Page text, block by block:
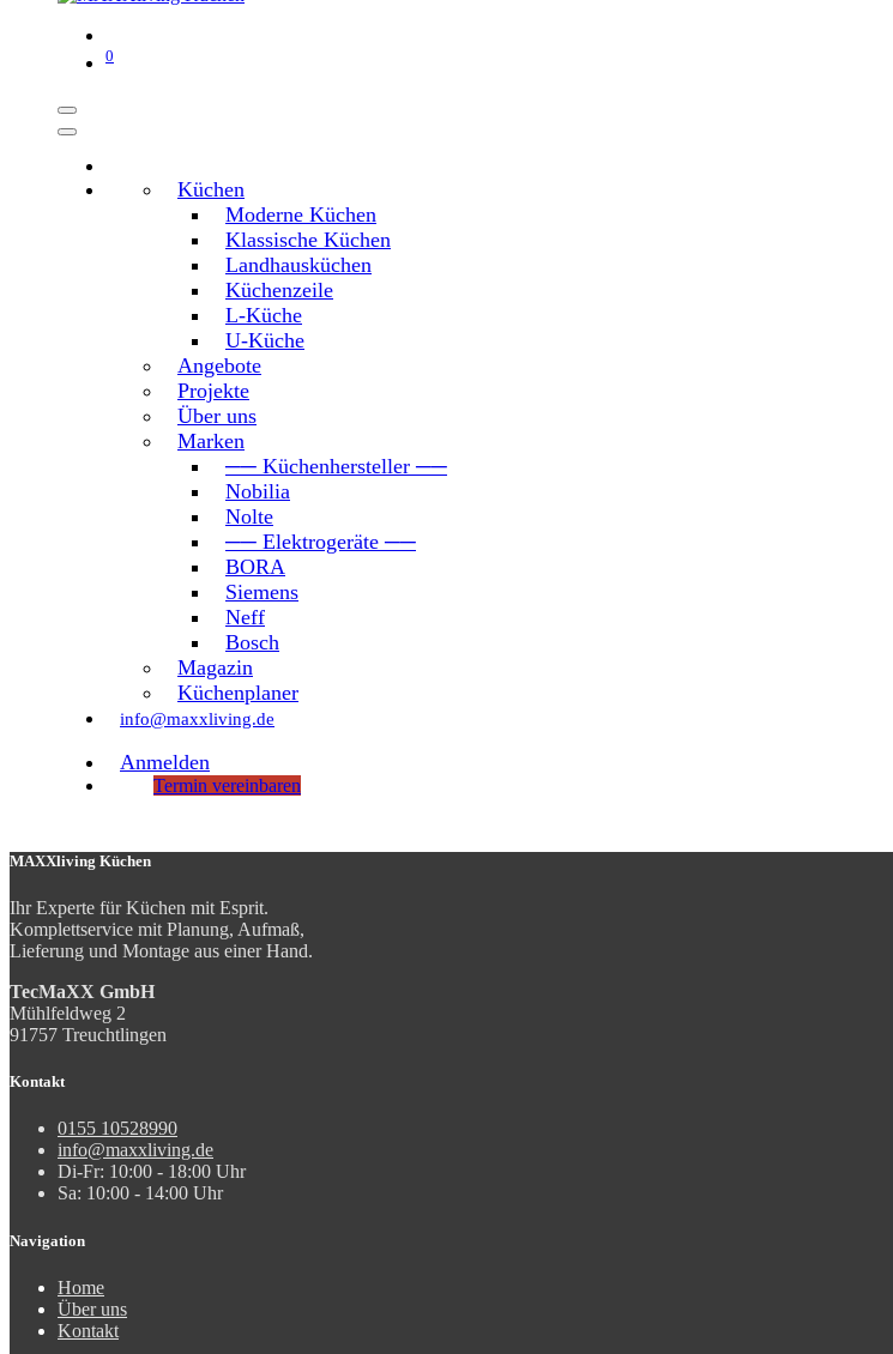
0
Küchen
Moderne Küchen
Klassische Küchen
Landhausküchen
Küchenzeile
L-Küche
U-Küche
Angebote
Projekte
Über uns
Marken
── Küchenhersteller ──
Nobilia
Nolte
── Elektrogeräte ──
BORA
Siemens
Neff
Bosch
Magazin
Küchenplaner
info@maxxliving.de
Anmelden
Termin vereinbaren
MAXXliving Küchen
Ihr Experte für Küchen mit Esprit.
Komplettservice mit Planung, Aufmaß,
Lieferung und Montage aus einer Hand.
TecMaXX GmbH
Mühlfeldweg 2
91757 Treuchtlingen
Kontakt
0155 10528990
info@maxxliving.de
Di-Fr: 10:00 - 18:00 Uhr
Sa: 10:00 - 14:00 Uhr
Navigation
Home
Über uns
Kontakt